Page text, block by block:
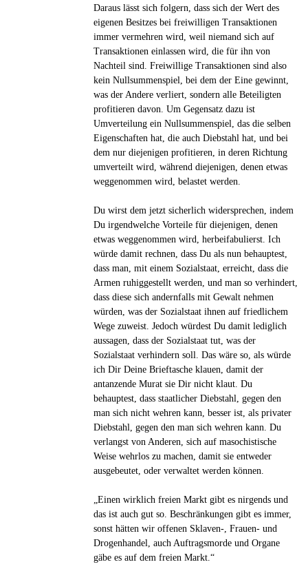
Daraus lässt sich folgern, dass sich der Wert des
eigenen Besitzes bei freiwilligen Transaktionen
immer vermehren wird, weil niemand sich auf
Transaktionen einlassen wird, die für ihn von
Nachteil sind. Freiwillige Transaktionen sind also
kein Nullsummenspiel, bei dem der Eine gewinnt,
was der Andere verliert, sondern alle Beteiligten
profitieren davon. Um Gegensatz dazu ist
Umverteilung ein Nullsummenspiel, das die selben
Eigenschaften hat, die auch Diebstahl hat, und bei
dem nur diejenigen profitieren, in deren Richtung
umverteilt wird, während diejenigen, denen etwas
weggenommen wird, belastet werden.
Du wirst dem jetzt sicherlich widersprechen, indem
Du irgendwelche Vorteile für diejenigen, denen
etwas weggenommen wird, herbeifabulierst. Ich
würde damit rechnen, dass Du als nun behauptest,
dass man, mit einem Sozialstaat, erreicht, dass die
Armen ruhiggestellt werden, und man so verhindert,
dass diese sich andernfalls mit Gewalt nehmen
würden, was der Sozialstaat ihnen auf friedlichem
Wege zuweist. Jedoch würdest Du damit lediglich
aussagen, dass der Sozialstaat tut, was der
Sozialstaat verhindern soll. Das wäre so, als würde
ich Dir Deine Brieftasche klauen, damit der
antanzende Murat sie Dir nicht klaut. Du
behauptest, dass staatlicher Diebstahl, gegen den
man sich nicht wehren kann, besser ist, als privater
Diebstahl, gegen den man sich wehren kann. Du
verlangst von Anderen, sich auf masochistische
Weise wehrlos zu machen, damit sie entweder
ausgebeutet, oder verwaltet werden können.
„Einen wirk­lich freien Markt gibt es nir­gends und
das ist auch gut so. Beschrän­kun­gen gibt es immer,
sonst hätten wir offenen Sklaven-, Frauen- und
Dro­gen­han­del, auch Auf­trags­morde und Organe
gäbe es auf dem freien Markt.“